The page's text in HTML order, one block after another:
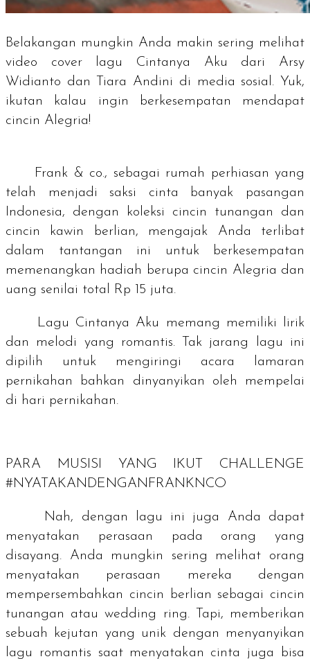
Belakangan mungkin Anda makin sering melihat
video coverlagu Cintanya Aku dari Arsy
Widianto dan Tiara Andini di media sosial. Yuk,
ikutan kalau ingin berkesempatan mendapat
cincin Alegria!
Frank & co., sebagai rumah perhiasan yang
telah menjadi saksi cinta banyak pasangan
Indonesia, dengan koleksi cincin tunangan dan
cincin kawin berlian, mengajak Anda terlibat
dalam tantangan ini untuk berkesempatan
memenangkan hadiah berupa cincin Alegria dan
uang senilai total Rp 15 juta.
Lagu Cintanya Aku
memang memiliki lirik
dan melodi yang romantis. Tak jarang lagu ini
dipilih untuk mengiringi acara lamaran
pernikahan bahkan dinyanyikan oleh mempelai
di hari pernikahan.
PARA MUSISI YANG IKUT CHALLENGE
#NYATAKANDENGANFRANKNCO
Nah, dengan lagu ini juga Anda dapat
menyatakan perasaan pada orang yang
disayang. Anda mungkin sering melihat orang
menyatakan perasaan mereka dengan
mempersembahkan cincin berlian sebagai cincin
tunangan atauwedding ring. Tapi, memberikan
sebuah kejutan yang unik dengan menyanyikan
lagu romantis saat menyatakan cinta juga bisa